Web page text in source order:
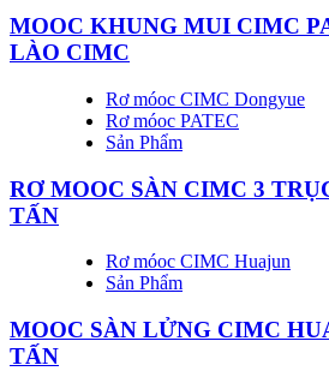
MOOC KHUNG MUI CIMC
LÀO CIMC
Rơ móoc CIMC Dongyue
Rơ móoc PATEC
Sản Phẩm
RƠ MOOC SÀN CIMC 3
TẤN
Rơ móoc CIMC Huajun
Sản Phẩm
MOOC SÀN LỬNG CIMC
TẤN